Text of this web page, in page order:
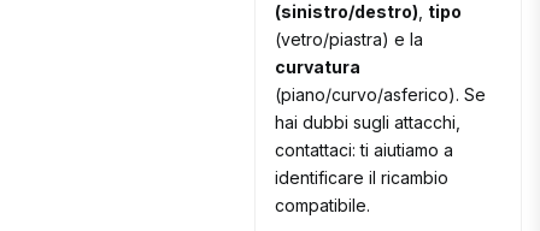
(sinistro/destro) tipo
(vetro/piastra) e la
curvatura
(piano/curvo/asferico). Se
hai dubbi sugli attacchi,
contattaci: ti aiutiamo a
identificare il ricambio
compatibile.